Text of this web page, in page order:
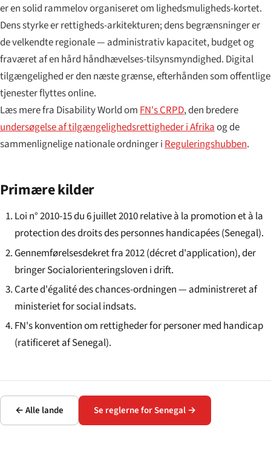
er en solid rammelov organiseret om lighedsmuligheds-kortet.
Dens styrke er rettigheds-arkitekturen; dens begrænsninger er
de velkendte regionale — administrativ kapacitet, budget og
fraværet af en hård håndhævelses-tilsynsmyndighed. Digital
tilgængelighed er den næste grænse, efterhånden som offentlige
tjenester flyttes online.
Læs mere fra Disability World omFN's CRPD, den bredere
undersøgelse af tilgængelighedsrettigheder i Afrikaog de
sammenlignelige nationale ordninger iReguleringshubben.
Primære kilder
Loi n° 2010-15 du 6 juillet 2010 relative à la promotion et à la
protection des droits des personnes handicapées (Senegal).
Gennemførelsesdekret fra 2012 (décret d'application), der
bringer Socialorienteringsloven i drift.
Carte d'égalité des chances-ordningen — administreret af
ministeriet for social indsats.
FN's konvention om rettigheder for personer med handicap
(ratificeret af Senegal).
← Alle lande Se reglerne for Senegal →